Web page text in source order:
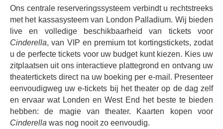
Jennifer Saunderszullen de hilarische lelijke
stiefzusters vertolken. Deze brutale pantomime is
gegarandeerd een kersttraktatie voor zowel trouwe fans
van de feestelijke traditie van hetLondon Palladiumals
voor degenen die het voor het eerst willen meemaken -
vooral als je een bewonderaar bent van enkele van de
topkomedielegendes die dit jaar op het podium staan.
Maak je klaar voor spectaculaire kostuums,
oogverblindende special effects en alle lach en magie die
we van de pantomimes van het Palladium gewend zijn.
Bereid je voor op een sprankelende en vermakelijke
Ons centrale reserveringssysteem verbindt u rechtstreeks
met het kassasysteem van London Palladium. Wij bieden
live en volledige beschikbaarheid van tickets voor
Cinderella, van VIP en premium tot kortingstickets, zodat
u de perfecte tickets voor uw budget kunt kiezen. Kies uw
zitplaatsen uit ons interactieve plattegrond en ontvang uw
theatertickets direct na uw boeking per e-mail. Presenteer
eenvoudigweg uw e-tickets bij het theater op de dag zelf
en ervaar wat Londen en West End het beste te bieden
hebben: de magie van theater. Kaarten kopen voor
Cinderella was nog nooit zo eenvoudig.